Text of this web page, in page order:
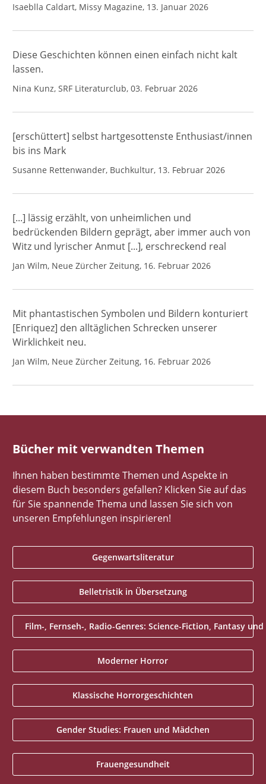
Isaeblla Caldart, Missy Magazine, 13. Januar 2026
Diese Geschichten können einen einfach nicht kalt
lassen.
Nina Kunz, SRF Literaturclub, 03. Februar 2026
[erschüttert] selbst hartgesottenste Enthusiast/innen
bis ins Mark
Susanne Rettenwander, Buchkultur, 13. Februar 2026
[...] lässig erzählt, von unheimlichen und
bedrückenden Bildern geprägt, aber immer auch von
Witz und lyrischer Anmut [...], erschreckend real
Jan Wilm, Neue Zürcher Zeitung, 16. Februar 2026
Mit phantastischen Symbolen und Bildern konturiert
[Enriquez] den alltäglichen Schrecken unserer
Wirklichkeit neu.
Jan Wilm, Neue Zürcher Zeitung, 16. Februar 2026
Bücher mit verwandten Themen
Ihnen haben bestimmte Themen und Aspekte in
diesem Buch besonders gefallen? Klicken Sie auf das
für Sie spannende Thema und lassen Sie sich von
unseren Empfehlungen inspirieren!
Gegenwartsliteratur
Belletristik in Übersetzung
Film-, Fernseh-, Radio-Genres: Science-Fiction, Fantasy
Moderner Horror
Klassische Horrorgeschichten
Gender Studies: Frauen und Mädchen
Frauengesundheit